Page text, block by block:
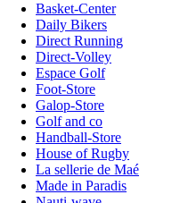
Basket-Center
Daily Bikers
Direct Running
Direct-Volley
Espace Golf
Foot-Store
Galop-Store
Golf and co
Handball-Store
House of Rugby
La sellerie de Maé
Made in Paradis